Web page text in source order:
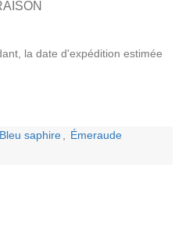
la date d'expédition estimée
Bleu saphire
Émeraude